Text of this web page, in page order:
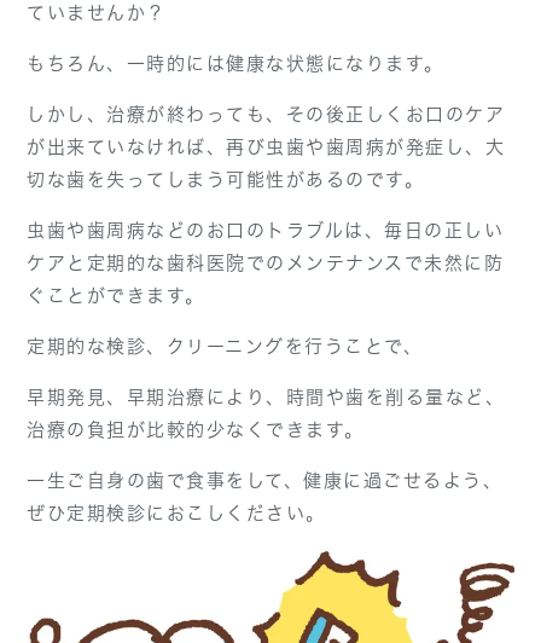
ていませんか？
もちろん、一時的には健康な状態になります。
しかし、治療が終わっても、その後正しくお口のケア
が出来ていなければ、再び虫歯や歯周病が発症し、大
切な歯を失ってしまう可能性があるのです。
虫歯や歯周病などのお口のトラブルは、毎日の正しい
ケアと定期的な歯科医院でのメンテナンスで未然に防
ぐことができます。
定期的な検診、クリーニングを行うことで、
早期発見、早期治療により、時間や歯を削る量など、
治療の負担が比較的少なくできます。
一生ご自身の歯で食事をして、健康に過ごせるよう、
ぜひ定期検診におこしください。